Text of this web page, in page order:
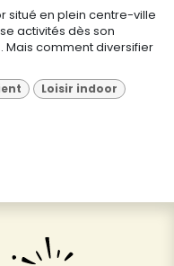
situé en plein centre-ville
activités dès son
Mais comment diversifier
Loisir indoor